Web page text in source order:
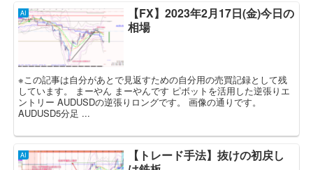
AI
【FX】2023年2月17日(金)今日の
相場
※この記事は自分があとで見返すための自分用の売買記録として残
しています。 まーやん まーやんです ピボットを活用した逆張りエ
ントリー AUDUSDの逆張りロングです。 画像の通りです。
AUDUSD5分足 ...
AI
【トレード手法】抜けの初戻し